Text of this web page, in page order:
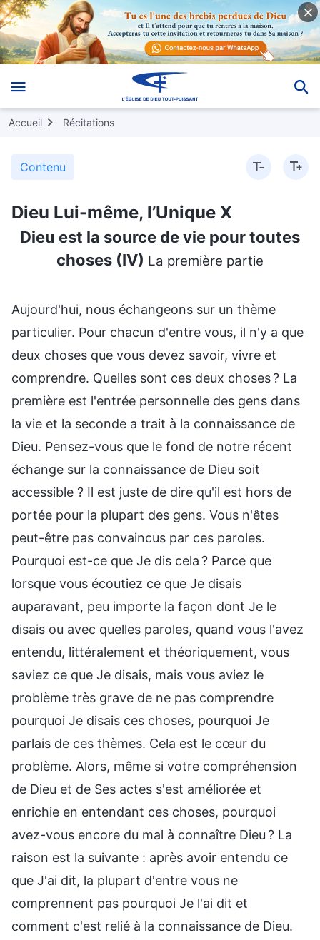
Accueil Récitations
Contenu
Dieu Lui-même, l’Unique X
Dieu est la source de vie pour toutes
choses (IV) La première partie
Aujourd'hui, nous échangeons sur un thème
particulier. Pour chacun d'entre vous, il n'y a que
deux choses que vous devez savoir, vivre et
comprendre. Quelles sont ces deux choses ? La
première est l'entrée personnelle des gens dans
la vie et la seconde a trait à la connaissance de
Dieu. Pensez-vous que le fond de notre récent
échange sur la connaissance de Dieu soit
accessible ? Il est juste de dire qu'il est hors de
portée pour la plupart des gens. Vous n'êtes
peut-être pas convaincus par ces paroles.
Pourquoi est-ce que Je dis cela ? Parce que
lorsque vous écoutiez ce que Je disais
auparavant, peu importe la façon dont Je le
disais ou avec quelles paroles, quand vous l'avez
entendu, littéralement et théoriquement, vous
saviez ce que Je disais, mais vous aviez le
problème très grave de ne pas comprendre
pourquoi Je disais ces choses, pourquoi Je
parlais de ces thèmes. Cela est le cœur du
problème. Alors, même si votre compréhension
de Dieu et de Ses actes s'est améliorée et
enrichie en entendant ces choses, pourquoi
avez-vous encore du mal à connaître Dieu ? La
raison est la suivante : après avoir entendu ce
que J'ai dit, la plupart d'entre vous ne
comprennent pas pourquoi Je l'ai dit et
comment c'est relié à la connaissance de Dieu.